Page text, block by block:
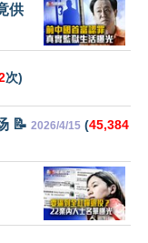
供
次)
📝 2026/4/15 (45,384